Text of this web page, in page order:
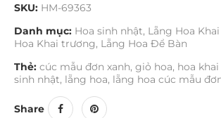
SKU: HM-69363
Danh mục: Hoa sinh nhật, Lẵng Hoa
Hoa Khai trương, Lẵng Hoa Để Bàn
Thẻ: cúc mẫu đơn xanh, giỏ hoa, hoa
sinh nhật, lẵng hoa, lẵng hoa cúc mẫu
Share